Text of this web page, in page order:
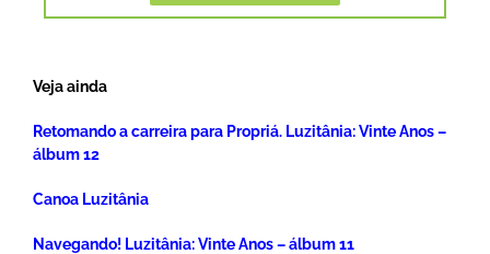
Veja ainda
Retomando a carreira para Propriá. Luzitânia: Vinte Anos –
álbum 12
Canoa Luzitânia
Navegando! Luzitânia: Vinte Anos – álbum 11